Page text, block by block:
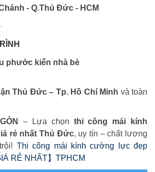
- Q.Thủ Đức - HCM
phước kiển nhà bè
Thủ Đức – Tp. Hồ Chí Minh và toàn
– Lựa chọn thi công mái kính
rẻ nhất Thủ Đức, uy tín – chất lượng
Thi công mái kính cường lực đẹp
RẺ NHẤT】TPHCM